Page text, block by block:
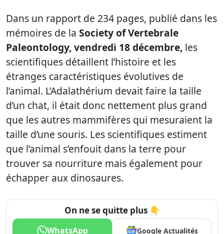
Dans un rapport de 234 pages, publié dans les
mémoires de la Society of Vertebrale
Paleontology, vendredi 18 décembre, les
scientifiques détaillent l’histoire et les
étranges caractéristiques évolutives de
l’animal. L’Adalathérium devait faire la taille
d’un chat, il était donc nettement plus grand
que les autres mammifères qui mesuraient la
taille d’une souris. Les scientifiques estiment
que l’animal s’enfouit dans la terre pour
trouver sa nourriture mais également pour
échapper aux dinosaures.
On ne se quitte plus 👇
WhatsApp Google Actualités